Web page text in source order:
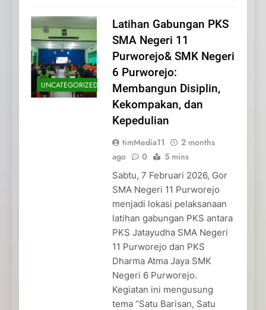
UNCATEGORIZED
Latihan Gabungan PKS
SMA Negeri 11
Purworejo& SMK Negeri
6 Purworejo:
Membangun Disiplin,
Kekompakan, dan
Kepedulian
timMedia11
2 months
ago
0 5 mins
Sabtu, 7 Februari 2026, Gor
SMA Negeri 11 Purworejo
menjadi lokasi pelaksanaan
latihan gabungan PKS antara
PKS Jatayudha SMA Negeri
11 Purworejo dan PKS
Dharma Atma Jaya SMK
Negeri 6 Purworejo.
Kegiatan ini mengusung
tema “Satu Barisan, Satu